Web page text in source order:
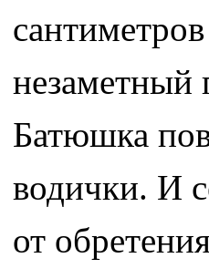
незаметный
Батюшка
водички. И
от